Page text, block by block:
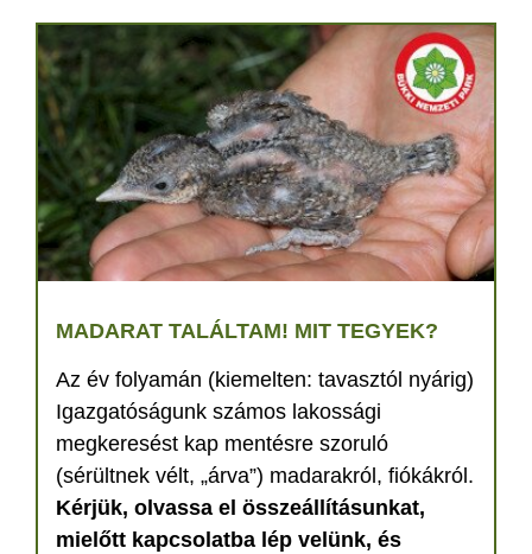
MADARAT TALÁLTAM! MIT TEGYEK?
Az év folyamán (kiemelten: tavasztól nyárig)
Igazgatóságunk számos lakossági
megkeresést kap mentésre szoruló
(sérültnek vélt, „árva”) madarakról, fiókákról.
Kérjük, olvassa el összeállításunkat,
mielőtt kapcsolatba lép velünk, és